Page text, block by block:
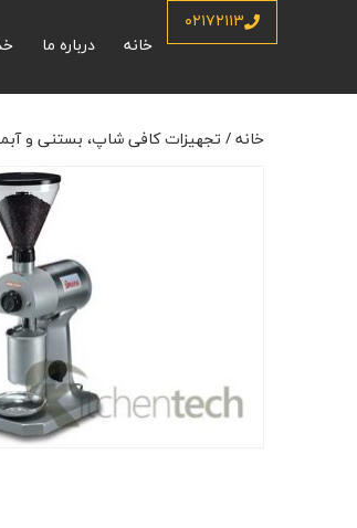
۰۲۱۷۲۱۱۳
خانه
درباره ما
تجهیزات کافی شاپ، بستنی و آبمیوه
خانه / تجهیزات کافی شاپ، بستنی و